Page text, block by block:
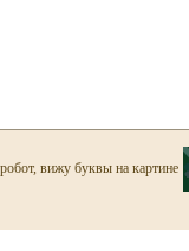
вижу буквы на картине